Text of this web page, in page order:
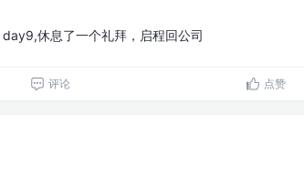
day9,休息了一个礼拜，启程回公司
评论 点赞